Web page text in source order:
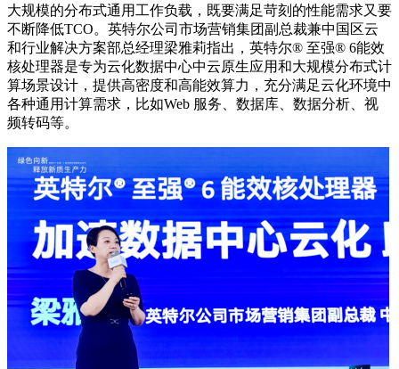
大规模的分布式通用工作负载，既要满足苛刻的性能需求又要
不断降低TCO。英特尔公司市场营销集团副总裁兼中国区云
和行业解决方案部总经理梁雅莉指出，英特尔® 至强® 6能效
核处理器是专为云化数据中心中云原生应用和大规模分布式计
算场景设计，提供高密度和高能效算力，充分满足云化环境中
各种通用计算需求，比如Web 服务、数据库、数据分析、视
频转码等。